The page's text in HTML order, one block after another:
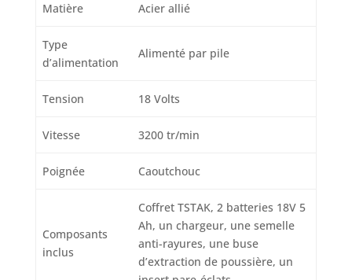
maximale dans
produit 2: Les
plus durs produit
Matière Acier allié
Type
d’alimentation
Alimenté par pile
Tension 18 Volts
Vitesse 3200 tr/min
Poignée Caoutchouc
Composants
inclus
Coffret TSTAK, 2 batteries 18V 5
Ah, un chargeur, une semelle
anti-rayures, une buse
d’extraction de poussière, un